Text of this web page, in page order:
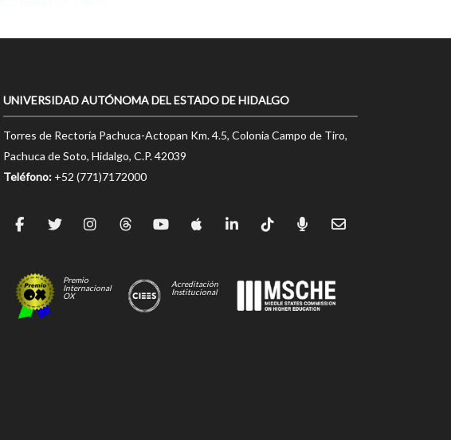
UNIVERSIDAD AUTÓNOMA DEL ESTADO DE HIDALGO
Torres de Rectoría Pachuca-Actopan Km. 4.5, Colonia Campo de Tiro,
Pachuca de Soto, Hidalgo, C.P. 42039
Teléfono: +52 (771)7172000
Premio
Internacional
OX
Acreditación
Institucional